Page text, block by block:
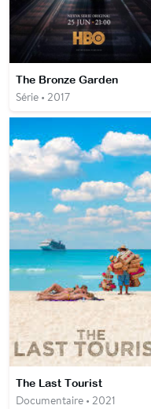
The Bronze Garden
Série • 2017
The Last Tourist
Documentaire • 2021